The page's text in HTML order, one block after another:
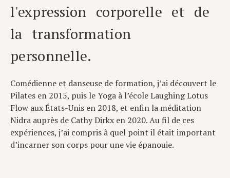
l'expression corporelle et de
la transformation
personnelle.
Comédienne et danseuse de formation, j’ai découvert le
Pilates en 2015, puis le Yoga à l’école Laughing Lotus
Flow aux États-Unis en 2018, et enfin la méditation
Nidra auprès de Cathy Dirkx en 2020.Au fil de ces
expériences, j’ai compris à quel point il était important
d’incarner son corps pour une vie épanouie.